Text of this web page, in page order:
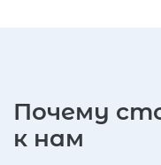
Почему
к нам